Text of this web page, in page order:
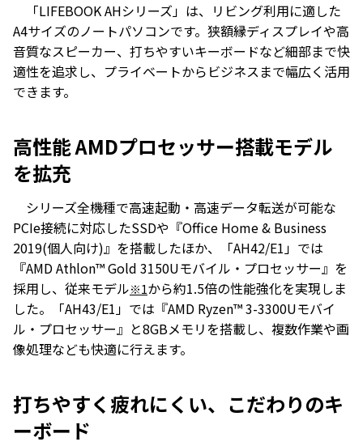
「LIFEBOOK AHシリーズ」は、リビング利用に適した
A4サイズのノートパソコンです。狭額縁ディスプレイや高
音質なスピーカー、打ちやすいキーボードなど細部まで快
適性を追求し、プライベートからビジネスまで幅広く活用
できます。
高性能 AMDプロセッサー搭載モデル
を拡充
シリーズ全機種で高速起動・高速データ転送が可能な
PCIe接続に対応したSSDや『Office Home & Business
2019(個人向け)』を搭載したほか、「AH42/E1」では
『AMD Athlon™ Gold 3150Uモバイル・プロセッサー』を
採用し、従来モデル※1から約1.5倍の性能強化を実現しま
した。「AH43/E1」では『AMD Ryzen™ 3-3300Uモバイ
ル・プロセッサー』と8GBメモリを搭載し、複数作業や画
像処理なども快適に行えます。
打ちやすく疲れにくい、こだわりのキ
ーボード